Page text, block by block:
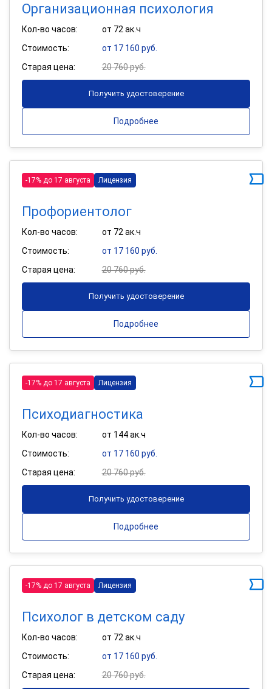
Организационная психология
Кол-во часов:
от 72 ак.ч
Стоимость:
от 17 160 руб.
Старая цена:
20 760 руб.
Получить удостоверение
Подробнее
-17% до 17 августа Лицензия
Профориентолог
Кол-во часов:
от 72 ак.ч
Стоимость:
от 17 160 руб.
Старая цена:
20 760 руб.
Получить удостоверение
Подробнее
-17% до 17 августа Лицензия
Психодиагностика
Кол-во часов:
от 144 ак.ч
Стоимость:
от 17 160 руб.
Старая цена:
20 760 руб.
Получить удостоверение
Подробнее
-17% до 17 августа Лицензия
Психолог в детском саду
Кол-во часов:
от 72 ак.ч
Стоимость:
от 17 160 руб.
Старая цена:
20 760 руб.